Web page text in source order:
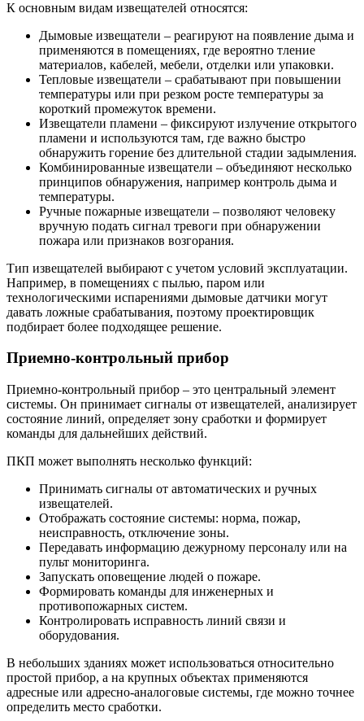
К основным видам извещателей относятся:
Дымовые извещатели – реагируют на появление дыма и
применяются в помещениях, где вероятно тление
материалов, кабелей, мебели, отделки или упаковки.
Тепловые извещатели – срабатывают при повышении
температуры или при резком росте температуры за
короткий промежуток времени.
Извещатели пламени – фиксируют излучение открытого
пламени и используются там, где важно быстро
обнаружить горение без длительной стадии задымления.
Комбинированные извещатели – объединяют несколько
принципов обнаружения, например контроль дыма и
температуры.
Ручные пожарные извещатели – позволяют человеку
вручную подать сигнал тревоги при обнаружении
пожара или признаков возгорания.
Тип извещателей выбирают с учетом условий эксплуатации.
Например, в помещениях с пылью, паром или
технологическими испарениями дымовые датчики могут
давать ложные срабатывания, поэтому проектировщик
подбирает более подходящее решение.
Приемно-контрольный прибор
Приемно-контрольный прибор – это центральный элемент
системы. Он принимает сигналы от извещателей, анализирует
состояние линий, определяет зону сработки и формирует
команды для дальнейших действий.
ПКП может выполнять несколько функций:
Принимать сигналы от автоматических и ручных
извещателей.
Отображать состояние системы: норма, пожар,
неисправность, отключение зоны.
Передавать информацию дежурному персоналу или на
пульт мониторинга.
Запускать оповещение людей о пожаре.
Формировать команды для инженерных и
противопожарных систем.
Контролировать исправность линий связи и
оборудования.
В небольших зданиях может использоваться относительно
простой прибор, а на крупных объектах применяются
адресные или адресно-аналоговые системы, где можно точнее
определить место сработки.